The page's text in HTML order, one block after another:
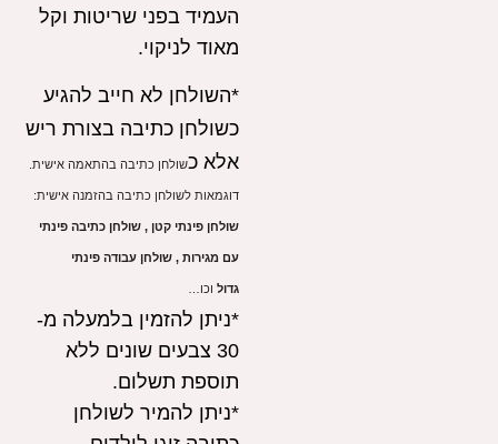
העמיד בפני שריטות וקל
מאוד לניקוי.
*השולחן לא חייב להגיע
כשולחן כתיבה בצורת ריש
אלא כשולחן כתיבה בהתאמה אישית.
דוגמאות לשולחן כתיבה בהזמנה אישית:
שולחן פינתי קטן , שולחן כתיבה פינתי
עם מגירות ,שולחן עבודה פינתי
גדול וכו…
*ניתן להזמין בלמעלה מ-
30 צבעים שונים ללא
תוספת תשלום.
*ניתן להמיר לשולחן